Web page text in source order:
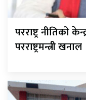
परराष्ट्र नीतिको
परराष्ट्रमन्त्री खनाल